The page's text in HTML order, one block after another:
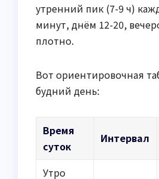
утренний пик (7-9 ч)
минут, днём 12-20,
плотно.
Вот ориентировочная
будний день:
Время
суток
Интервал
Утро